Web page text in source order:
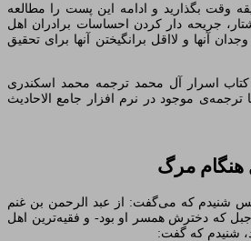
وقت بگذارید و ادامه این پست را مطالعه
جریحه دار کردن احساسات برادران اهل
آنها و لااقل برانگیختن آنها برای تحقیق
کتاب اسرار آل محمد ترجمه محمد اسکندری
آرام دل ص ۲۷۸ یا ترجمه‌ی موجود در نرم افزار جامع الاحادیث
هنگام مرگ‏
شنیدم که مى‏‌گفت: از عبد الرحمن بن غنم
که دخترش همسر او بود- و فقیه‏‌ترین اهل
شنیدم که گفت: